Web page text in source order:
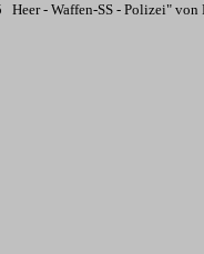
- Waffen-SS - Polizei"